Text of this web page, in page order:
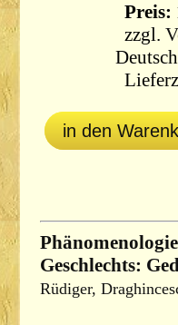
Preis:
zzgl.
in den
Geschlechts:
Rüdiger,